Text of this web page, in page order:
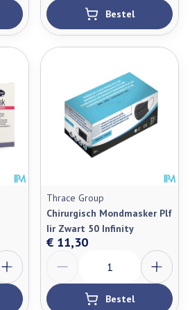
Bestel
Thrace Group
Chirurgisch Mondmasker Plf
Iir Zwart 50 Infinity
€ 11,30
Bestel